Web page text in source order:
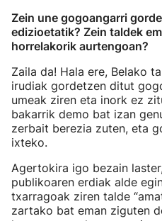
Zein une gogoangarri
edizioetatik? Zein taldek
horrelakorik aurtengoan?
Zaila da! Hala ere, Belako
irudiak gordetzen ditut
umeak ziren eta inork ez
bakarrik demo bat izan
zerbait berezia zuten, eta
ixteko.
Agertokira igo bezain
publikoaren erdiak alde
txarragoak ziren talde
zartako bat eman ziguten